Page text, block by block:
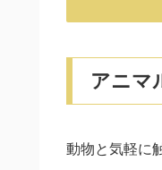
アニマ
動物と気軽に